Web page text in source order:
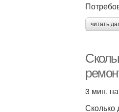
читать
3 мин.
Сколько